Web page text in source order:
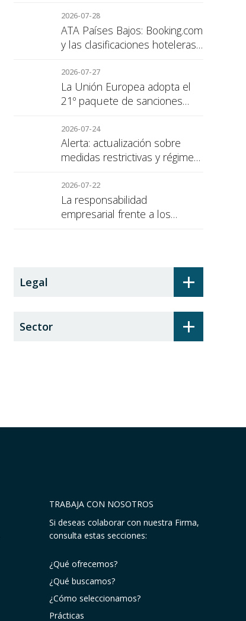
2026-07-28
ATA Países Bajos: Booking.com
y las clasificaciones hoteleras,
para el consumidor
2026-07-27
La Unión Europea adopta el
21º paquete de sanciones
2026-07-24
Alerta: actualización sobre
medidas restrictivas y régimen
2026-07-22
La responsabilidad
empresarial frente a los
+
Legal
+
Sector
TRABAJA CON NOSOTROS
Si deseas colaborar con nuestra Firma,
consulta estas secciones:
¿Qué ofrecemos?
¿Qué buscamos?
¿Cómo seleccionamos?
Prácticas